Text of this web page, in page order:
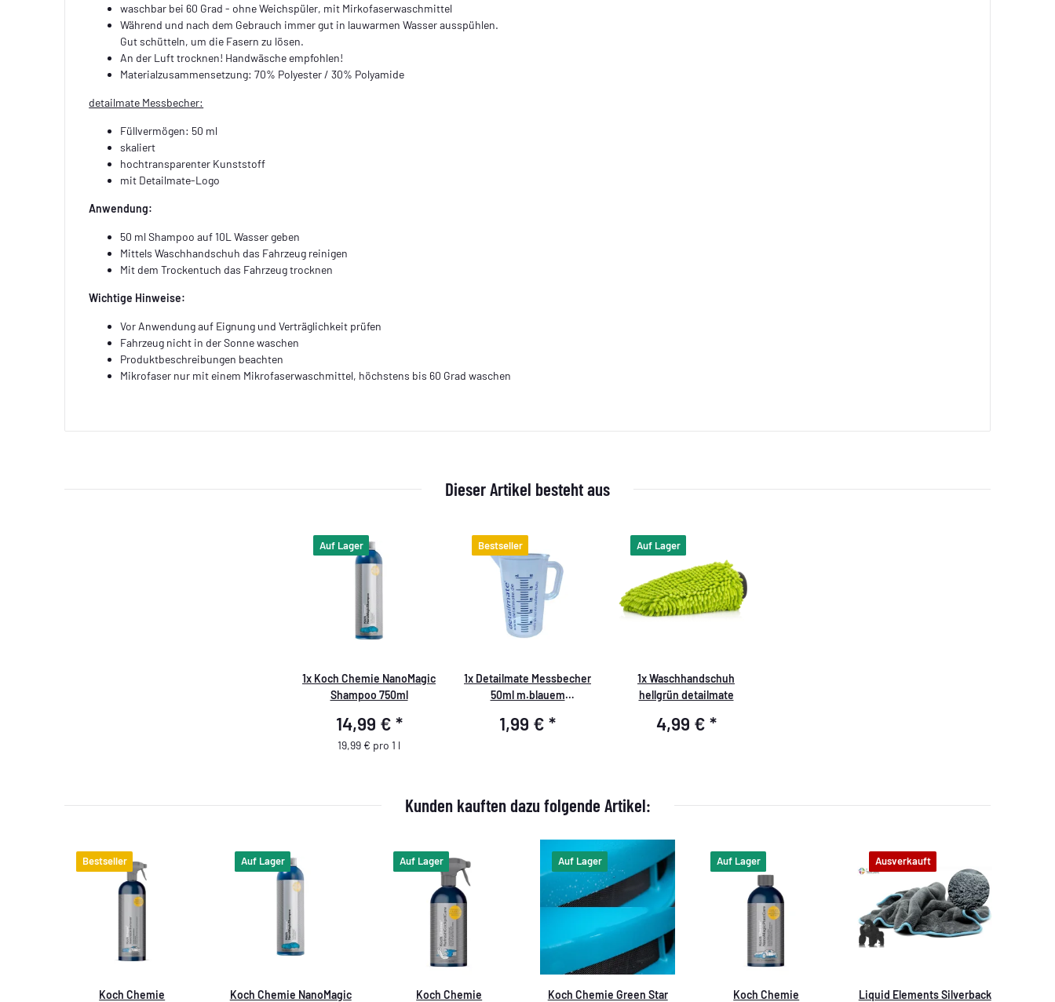
waschbar bei 60 Grad - ohne Weichspüler, mit Mirkofaserwaschmittel
Während und nach dem Gebrauch immer gut in lauwarmen Wasser ausspühlen.
Gut schütteln, um die Fasern zu lösen.
An der Luft trocknen! Handwäsche empfohlen!
Materialzusammensetzung: 70% Polyester / 30% Polyamide
detailmate Messbecher:
Füllvermögen: 50 ml
skaliert
hochtransparenter Kunststoff
mit Detailmate-Logo
Anwendung:
50 ml Shampoo auf 10L Wasser geben
Mittels Waschhandschuh das Fahrzeug reinigen
Mit dem Trockentuch das Fahrzeug trocknen
Wichtige Hinweise:
Vor Anwendung auf Eignung und Verträglichkeit prüfen
Fahrzeug nicht in der Sonne waschen
Produktbeschreibungen beachten
Mikrofaser nur mit einem Mikrofaserwaschmittel, höchstens bis 60 Grad waschen
Dieser Artikel besteht aus
Auf Lager
1x Koch Chemie NanoMagic
Shampoo 750ml
14,99 € *
19,99 € pro 1 l
Bestseller
1x Detailmate Messbecher
50ml m.blauem
1,99 € *
Auf Lager
1xWaschhandschuh
hellgrün detailmate
4,99 € *
Kunden kauften dazu folgende Artikel:
Bestseller
Koch Chemie
Auf Lager
Koch Chemie NanoMagic
Auf Lager
Koch Chemie
Auf Lager
Koch Chemie Green Star
Auf Lager
Koch Chemie
Ausverkauft
Liquid Elements Silverback